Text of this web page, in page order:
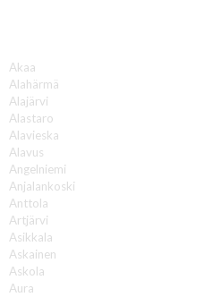
Akaa
Alahärmä
Alajärvi
Alastaro
Alavieska
Alavus
Angelniemi
Anjalankoski
Anttola
Artjärvi
Asikkala
Askainen
Askola
Aura